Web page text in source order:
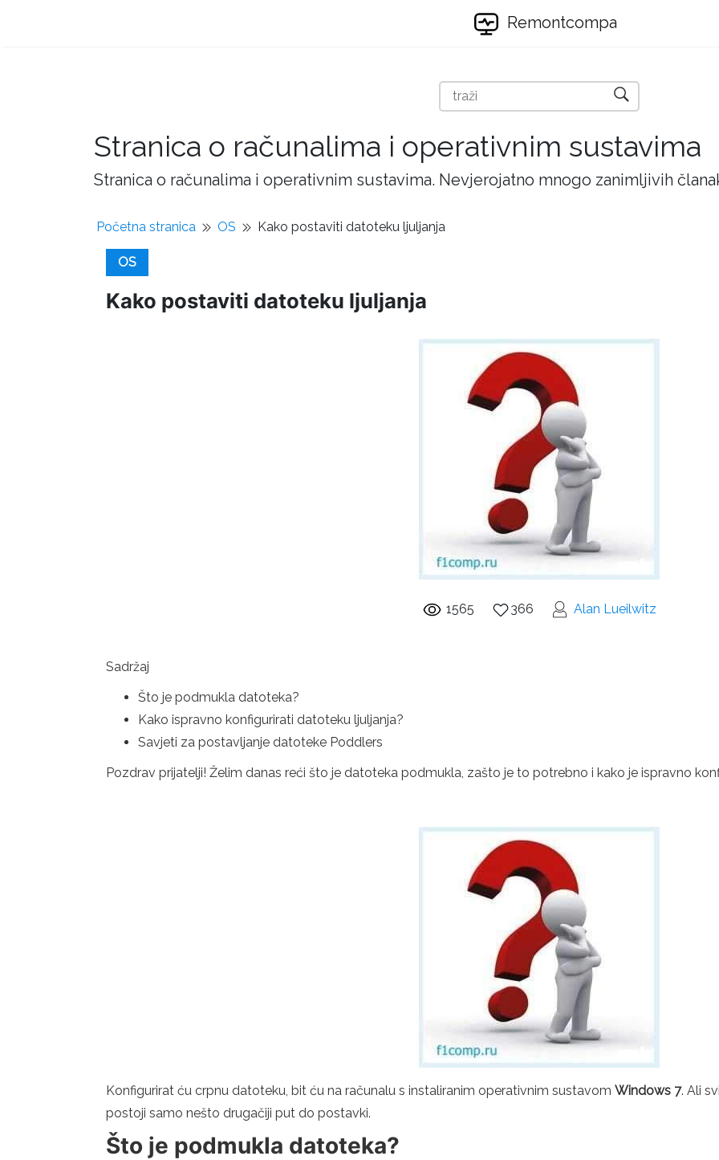
Remontcompa
Stranica o računalima i operativnim sustavima
Stranica o računalima i operativnim sustavima. Nevjerojatno mnogo zanimljivih
Početna stranica OS Kako postaviti datoteku ljuljanja
OS
Kako postaviti datoteku ljuljanja
1565 366 Alan Lueilwitz
Sadržaj
Što je podmukla datoteka?
Kako ispravno konfigurirati datoteku ljuljanja?
Savjeti za postavljanje datoteke Poddlers
Pozdrav prijatelji! Želim danas reći što je datoteka podmukla, zašto je to potrebno i kako je ispravno
Konfigurirat ću crpnu datoteku, bit ću na računalu s instaliranim operativnim sustavom Windows 7. Ali
postoji samo nešto drugačiji put do postavki.
Što je podmukla datoteka?